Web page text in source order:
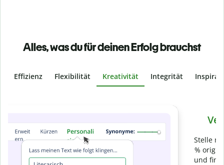
Alles, was du für deinen Erfolg brauchst
Effizienz Flexibilität Kreativität Integrität
Stelle mit der Plagiatsprüfung sicher, dass dein Text zu 100
% original ist. Analysiere deine Arbeit in Sekundenschnelle
und finde fehlende Quellenangaben in über 100 Sprachen.